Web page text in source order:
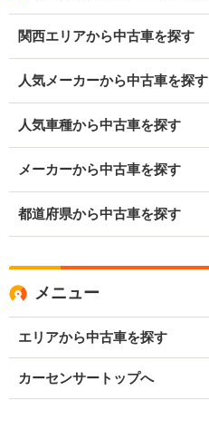
関西エリアから中古車を探す
人気メーカーから中古車を探す
人気車種から中古車を探す
メーカーから中古車を探す
都道府県から中古車を探す
メニュー
エリアから中古車を探す
カーセンサートップへ